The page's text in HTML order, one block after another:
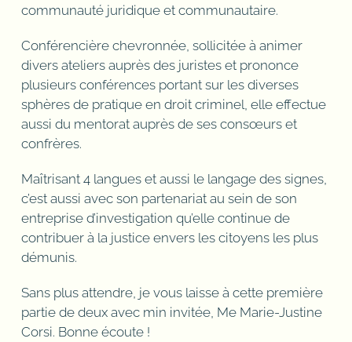
communauté juridique et communautaire.
Conférencière chevronnée, sollicitée à animer
divers ateliers auprès des juristes et prononce
plusieurs conférences portant sur les diverses
sphères de pratique en droit criminel, elle effectue
aussi du mentorat auprès de ses consœurs et
confrères.
Maîtrisant 4 langues et aussi le langage des signes,
c’est aussi avec son partenariat au sein de son
entreprise d’investigation qu’elle continue de
contribuer à la justice envers les citoyens les plus
démunis.
Sans plus attendre, je vous laisse à cette première
partie de deux avec min invitée, Me Marie-Justine
Corsi. Bonne écoute !